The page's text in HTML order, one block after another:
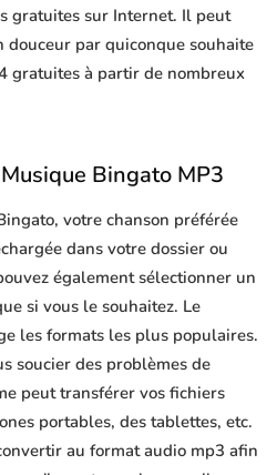
gratuites sur Internet. Il peut
par quiconque souhaite
gratuites à partir de nombreux
Bingato MP3
votre chanson préférée
dans votre dossier ou
également sélectionner un
si vous le souhaitez. Le
les formats les plus populaires.
soucier des problèmes de
peut transférer vos fichiers
portables, des tablettes, etc.
au format audio mp3 afin